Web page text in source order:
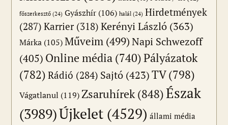
főszerkesztő (24) Gyászhír (106) halál (24) Hirdetmények
(287) Karrier(318) Kerényi László (363)
Márka (105) Műveim (499)Napi Schwezoff
(405) Online média (740)Pályázatok
(782) Rádió (284) Sajtó (423)TV(798)
Vágatlanul (119)Zsaruhírek(848)Észak
(3989)Újkelet (4529) állami média